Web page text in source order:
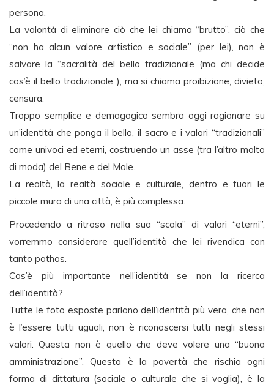
persona.
La volontà di eliminare ciò che lei chiama “brutto”, ciò che
“non ha alcun valore artistico e sociale” (per lei), non è
salvare la “sacralità del bello tradizionale (ma chi decide
cos’è il bello tradizionale..), ma si chiama proibizione, divieto,
censura.
Troppo semplice e demagogico sembra oggi ragionare su
un’identità che ponga il bello, il sacro e i valori “tradizionali”
come univoci ed eterni, costruendo un asse (tra l’altro molto
di moda) del Bene e del Male.
La realtà, la realtà sociale e culturale, dentro e fuori le
piccole mura di una città, è più complessa.
Procedendo a ritroso nella sua “scala” di valori “eterni”,
vorremmo considerare quell’identità che lei rivendica con
tanto pathos.
Cos’è più importante nell’identità se non la ricerca
dell’identità?
Tutte le foto esposte parlano dell’identità più vera, che non
è l’essere tutti uguali, non è riconoscersi tutti negli stessi
valori. Questa non è quello che deve volere una “buona
amministrazione”. Questa è la povertà che rischia ogni
forma di dittatura (sociale o culturale che si voglia), è la